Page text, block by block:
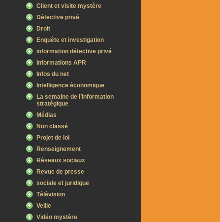
Client et visite mystère
Détective privé
Droit
Enquête et investigation
information détective privé
Informations APR
Infos du net
Intelligence économique
La semaine de l’information
stratégique
Médias
Non classé
Projet de loi
Renseignement
Réseaux sociaux
Revue de presse
sociale et juridique
Télévision
Veille
Vidéo mystère